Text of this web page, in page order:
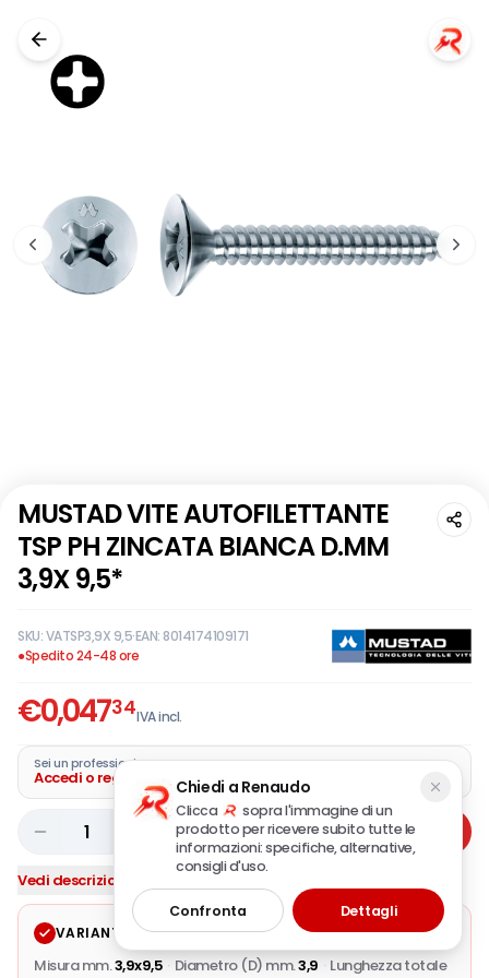
MUSTAD VITE AUTOFILETTANTE
TSP PH ZINCATA BIANCA D.MM
3,9X 9,5*
SKU:VATSP3,9X 9,5·EAN: 8014174109171
●Spedito 24-48 ore
€0,04734IVA incl.
Sei un professionista?
Accedi o registra la tua azienda
1 Aggiungi
Vedi descrizione completa
VARIANTE SELEZIONATA Modifica
Misura mm.3,9x9,5 · Diametro (D) mm.3,9 · Lunghezza totale
Chiedi a Renaudo
Clicca
sopra l'immagine di un
prodotto per ricevere subito tutte le
informazioni: specifiche, alternative,
consigli d'uso.
Confronta Dettagli